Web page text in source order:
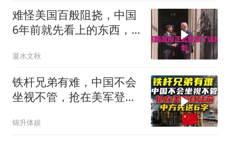
难怪美国百般阻挠，中国
6年前就先看上的东西，
凝水文秋
铁杆兄弟有难，中国不会
坐视不管，抢在美军登陆
锦升体娱